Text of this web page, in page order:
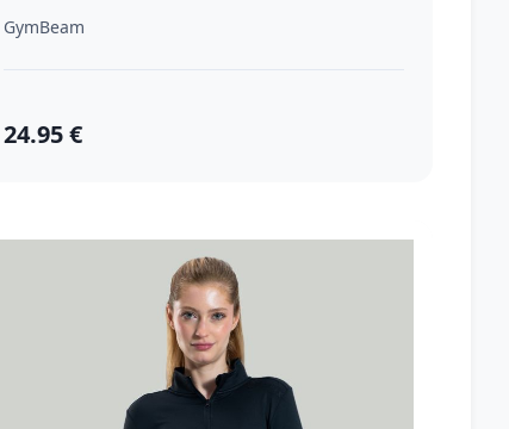
GymBeam
24.95 €